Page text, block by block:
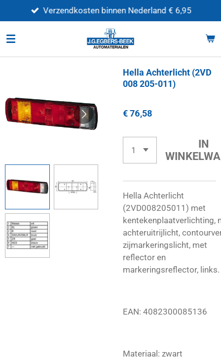
direct
naar
Verzendkosten binnen Nederland € 6,95
Hella Achterlicht (2VD
008 205-011)
€ 76,58
IN
Hella Achterlicht
(2VD008205011) met
kentekenplaatverlichting,
achteruitrijlicht,
zijmarkeringslicht, met
reflector en
markeringsreflector, links.
EAN: 4082300085136
Materiaal: zwart